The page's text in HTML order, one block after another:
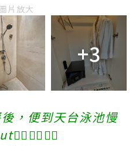
片放大
+3
，便到天台泳池慢
👍🏻👍🏻